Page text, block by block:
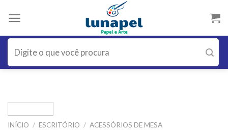
Pesquisar
por:
INÍCIO / ESCRITÓRIO / ACESSÓRIOS DE MESA